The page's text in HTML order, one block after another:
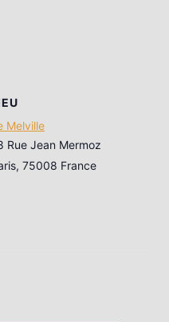
Melville
Rue Jean Mermoz
, 75008 France